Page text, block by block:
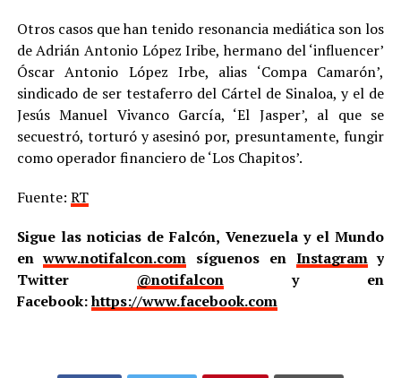
Otros casos que han tenido resonancia mediática son los
de Adrián Antonio López Iribe, hermano del ‘influencer’
Óscar Antonio López Irbe, alias ‘Compa Camarón’,
sindicado de ser testaferro del Cártel de Sinaloa, y el de
Jesús Manuel Vivanco García, ‘El Jasper’, al que se
secuestró, torturó y asesinó por, presuntamente, fungir
como operador financiero de ‘Los Chapitos’.
Fuente: RT
Sigue las noticias de Falcón, Venezuela y el Mundo
enwww.notifalcon.com síguenos en Instagramy
Twitter @notifalcony en
Facebook:https://www.facebook.com